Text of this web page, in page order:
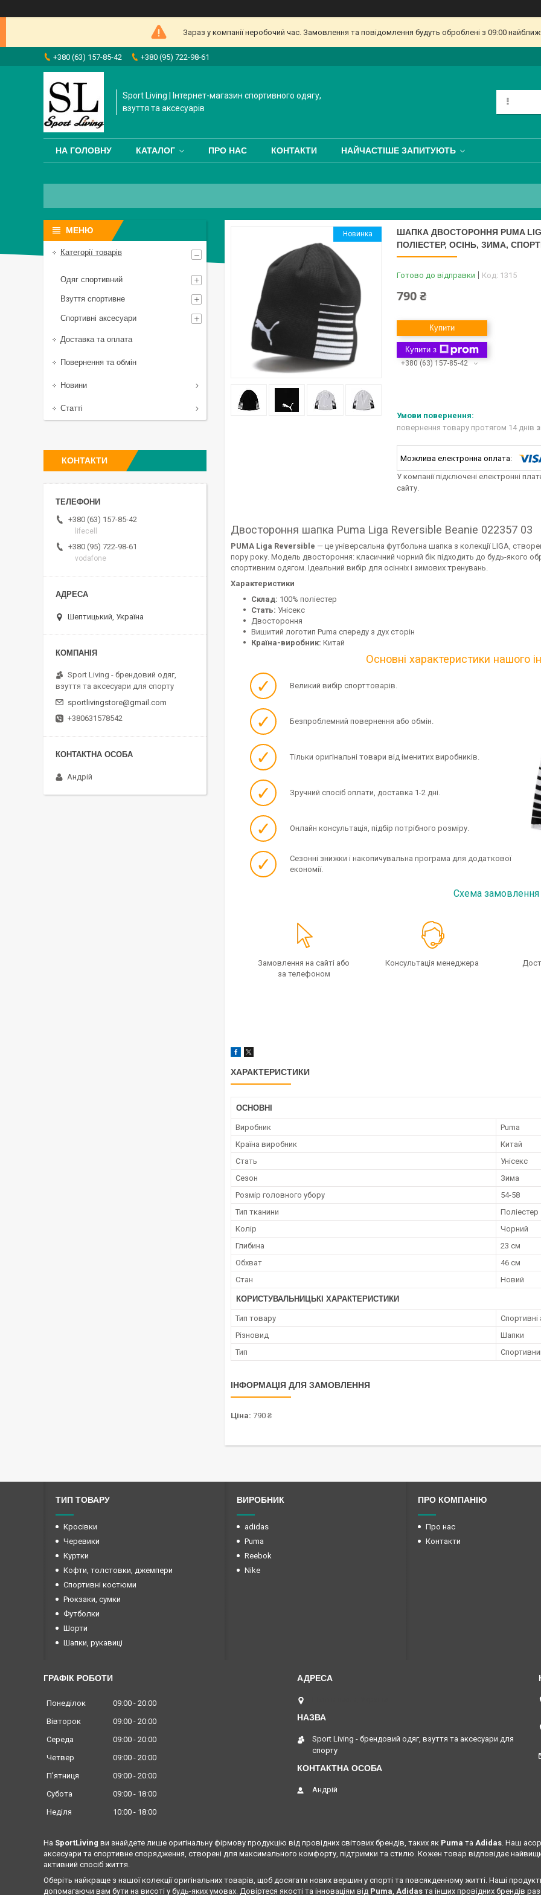
Зараз у компанії неробочий час. Замовлення та повідомлення будуть оброблені з 09:00
+380 (63) 157-85-42 +380 (95) 722-98-61
Sport Living | Інтернет-магазин спортивного одягу,
взуття та аксесуарів
НА ГОЛОВНУ КАТАЛОГ ПРО НАС КОНТАКТИ НАЙЧАСТІШЕ ЗАПИТУЮТЬ
Новинка
ШАПКА ДВОСТОРОННЯ PUMA
ПОЛІЕСТЕР, ОСІНЬ, ЗИМА,
Готово до відправки Код: 1315
790 ₴
Купити
Купити з
+380 (63) 157-85-42
повернення товару протягом 14 днів
У компанії підключені електронні
сайту.
Двостороння шапка Puma Liga Reversible Beanie 022357 03
PUMA Liga Reversible — це універсальна футбольна шапка з колекції LIGA,
пору року. Модель двостороння: класичний чорний бік підходить до будь-якого
спортивним одягом. Ідеальний вибір для осінніх і зимових тренувань.
Характеристики
Склад: 100% поліестер
Стать: Унісекс
Двостороння
Вишитий логотип Puma спереду з дух сторін
Країна-виробник: Китай
Основні характеристики нашого
✓ Великий вибір спорттоварів.
✓ Безпроблемний повернення або обмін.
✓ Тільки оригінальні товари від іменитих виробників.
✓ Зручний спосіб оплати, доставка 1-2 дні.
✓ Онлайн консультація, підбір потрібного розміру.
✓
Сезонні знижки і накопичувальна програма для додаткової
економії.
Схема замовлення
Замовлення на сайті або
за телефоном
Консультація менеджера
ХАРАКТЕРИСТИКИ
ОСНОВНІ
Виробник
Puma
Країна виробник
Китай
Стать
Унісекс
Сезон
Зима
Розмір головного убору
54-58
Тип тканини
Поліестер
Колір
Чорний
Глибина
23 см
Обхват
46 см
Стан
Новий
КОРИСТУВАЛЬНИЦЬКІ ХАРАКТЕРИСТИКИ
Тип товару
Спортивні
Різновид
Шапки
Тип
ІНФОРМАЦІЯ ДЛЯ ЗАМОВЛЕННЯ
Ціна: 790 ₴
Категорії товарів
Одяг спортивний
Взуття спортивне
Спортивні аксесуари
Доставка та оплата
Повернення та обмін
Новини
Статті
КОНТАКТИ
+380 (63) 157-85-42
lifecell
+380 (95) 722-98-61
vodafone
Шептицький, Україна
Sport Living - брендовий одяг,
взуття та аксесуари для спорту
sportlivingstore@gmail.com
+380631578542
Андрій
ТИП ТОВАРУ
Кросівки
Черевики
Куртки
Кофти, толстовки, джемпери
Спортивні костюми
Рюкзаки, сумки
Футболки
Шорти
Шапки, рукавиці
ВИРОБНИК
adidas
Puma
Reebok
Nike
ПРО КОМПАНІЮ
Про нас
Контакти
ГРАФІК РОБОТИ
Понеділок 09:00
20:00
Вівторок
09:00
20:00
Середа
09:00
20:00
Четвер
09:00
20:00
Пʼятниця
09:00
20:00
Субота
09:00
18:00
Неділя
10:00 18:00
Sport Living - брендовий одяг, взуття та аксесуари для
спорту
Андрій
На SportLiving ви знайдете лише оригінальну фірмову продукцію від провідних світових брендів, таких як Puma та Adidas. Наш
аксесуари та спортивне спорядження, створені для максимального комфорту, підтримки та стилю. Кожен товар відповідає
активний спосіб життя.
Оберіть найкраще з нашої колекції оригінальних товарів, щоб досягати нових вершин у спорті та повсякденному житті. Наші
допомагаючи вам бути на висоті у будь-яких умовах. Довіртеся якості та інноваціям від Puma, Adidas та інших провідних брендів